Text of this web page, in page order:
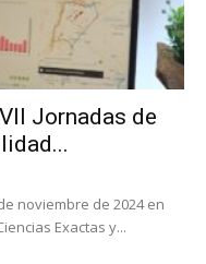
Jornadas de
noviembre de 2024 en
Exactas y...